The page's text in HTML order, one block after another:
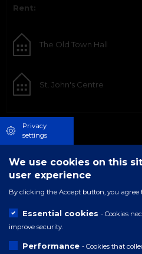
Rent:
The Old Town Hall
St. John's Centre
Privacy
settings
We use cookies on this
user experience
By clicking the Accept button, you agree
Essential cookies - Cookies
improve security.
Performance - Cookies that